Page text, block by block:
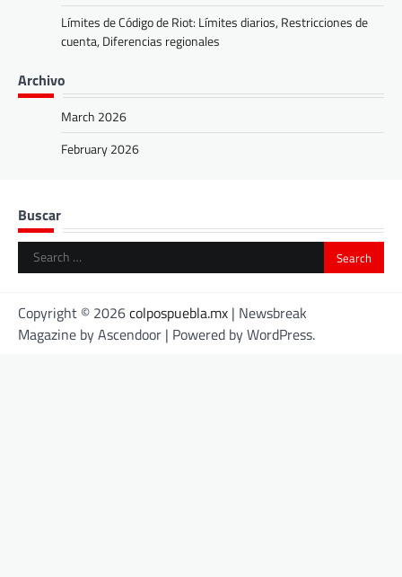
Límites de Código de Riot: Límites diarios, Restricciones de
cuenta, Diferencias regionales
Archivo
March 2026
February 2026
Buscar
Search
for:
Copyright © 2026colpospuebla.mx | Newsbreak
Magazine byAscendoor | Powered byWordPress.